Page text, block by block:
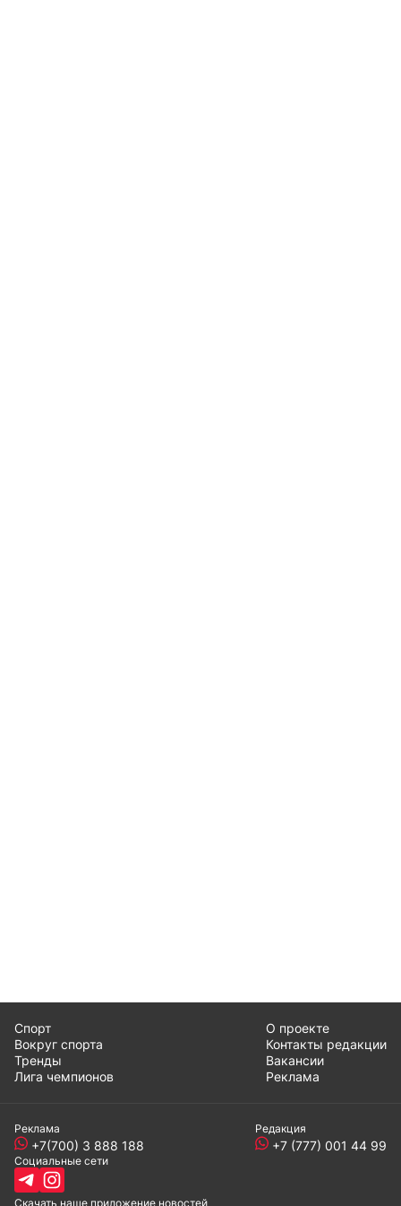
Спорт
Вокруг спорта
Тренды
Лига чемпионов
О проекте
Контакты редакции
Вакансии
Реклама
Реклама
+7(700) 3 888 188
Редакция
+7 (777) 001 44 99
Социальные сети
Скачать наше приложение новостей